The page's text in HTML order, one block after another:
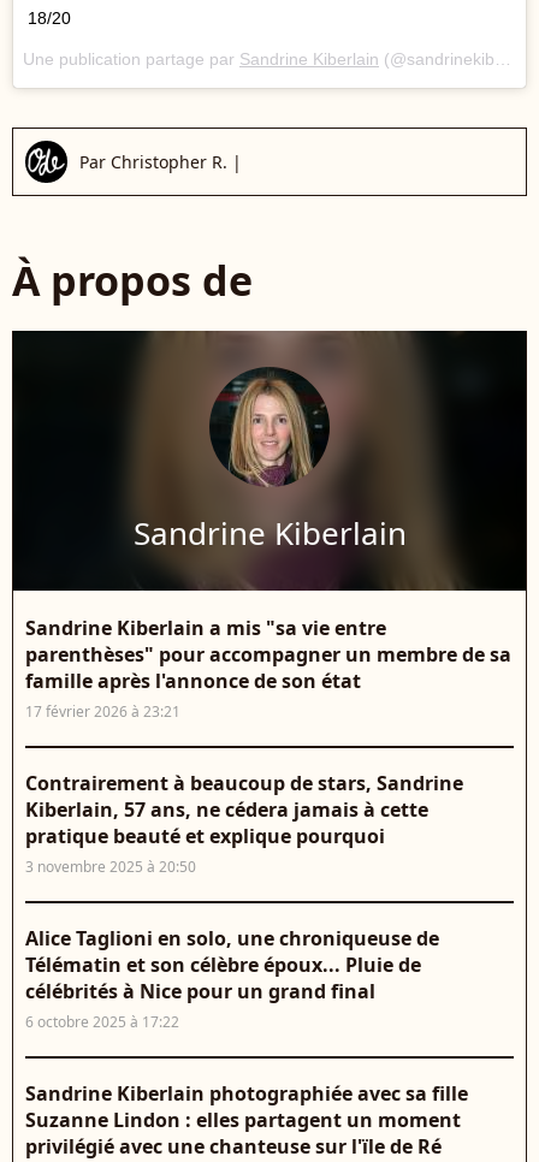
18/20
Une publication partage par Sandrine Kiberlain (@sandrinekiberlain) le
Par Christopher R. |
À propos de
Sandrine Kiberlain
Sandrine Kiberlain a mis "sa vie entre
parenthèses" pour accompagner un membre de sa
famille après l'annonce de son état
17 février 2026 à 23:21
Contrairement à beaucoup de stars, Sandrine
Kiberlain, 57 ans, ne cédera jamais à cette
pratique beauté et explique pourquoi
3 novembre 2025 à 20:50
Alice Taglioni en solo, une chroniqueuse de
Télématin et son célèbre époux... Pluie de
célébrités à Nice pour un grand final
6 octobre 2025 à 17:22
Sandrine Kiberlain photographiée avec sa fille
Suzanne Lindon : elles partagent un moment
privilégié avec une chanteuse sur l'ïle de Ré